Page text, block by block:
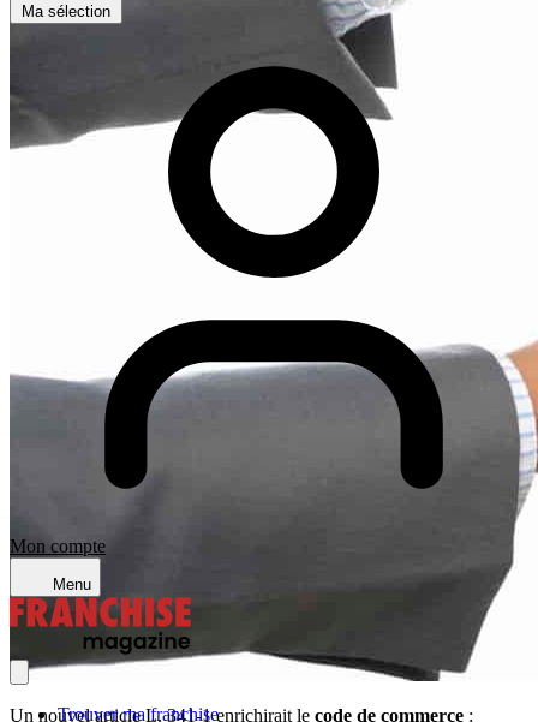
Ma sélection
Mon compte
Menu
Trouver ma franchise
Un nouvel article L. 341-1 enrichirait le code de commerce :